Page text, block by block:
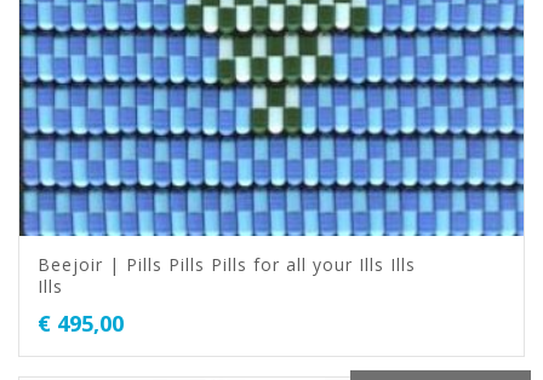
Beejoir | Pills Pills Pills for all your Ills Ills
Ills
€ 495,00